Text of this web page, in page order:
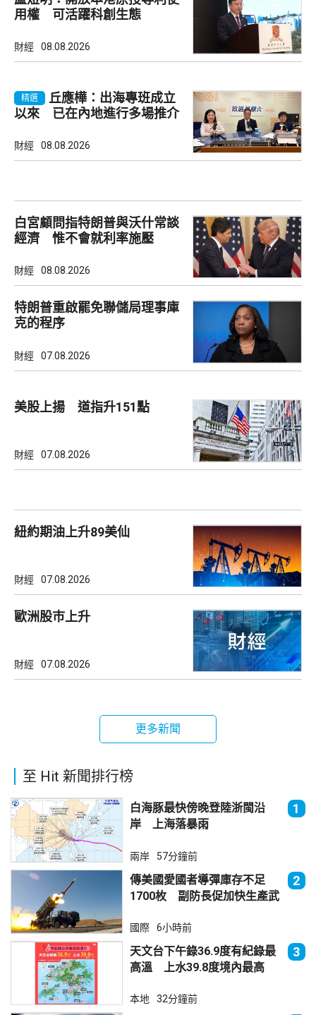
用權 可活躍科創生態
財經 08.08.2026
精選
丘應樺：出海專班成立
以來 已在內地進行多場推介
財經 08.08.2026
白宮顧問指特朗普與沃什常談
經濟 惟不會就利率施壓
財經 08.08.2026
特朗普重啟罷免聯儲局理事庫
克的程序
財經 07.08.2026
美股上揚 道指升151點
財經 07.08.2026
紐約期油上升89美仙
財經 07.08.2026
歐洲股巿上升
財經 07.08.2026
更多新聞
至 Hit 新聞排行榜
白海豚最快傍晚登陸浙閩沿
岸 上海落暴雨
1
兩岸 57分鐘前
傳美國愛國者導彈庫存不足
1700枚 副防長促加快生產武
2
國際 6小時前
天文台下午錄36.9度有紀錄最
高溫 上水39.8度境內最高
3
本地 32分鐘前